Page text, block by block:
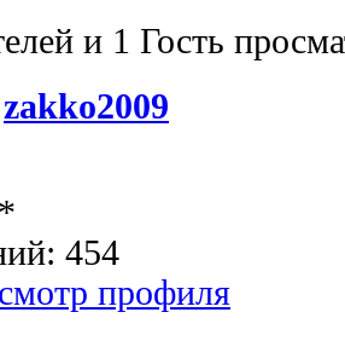
и 1 Гость
zakko2009
454